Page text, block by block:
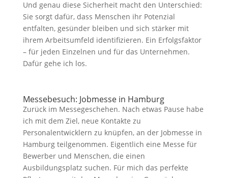
Und genau diese Sicherheit macht den Unterschied:
Sie sorgt dafür, dass Menschen ihr Potenzial
entfalten, gesünder bleiben und sich stärker mit
ihrem Arbeitsumfeld identifizieren. Ein Erfolgsfaktor
– für jeden Einzelnen und für das Unternehmen.
Dafür gehe ich los.
Messebesuch: Jobmesse in Hamburg
Zurück im Messegeschehen. Nach etwas Pause habe
ich mit dem Ziel, neue Kontakte zu
Personalentwicklern zu knüpfen, an der Jobmesse in
Hamburg teilgenommen. Eigentlich eine Messe für
Bewerber und Menschen, die einen
Ausbildungsplatz suchen. Für mich das perfekte